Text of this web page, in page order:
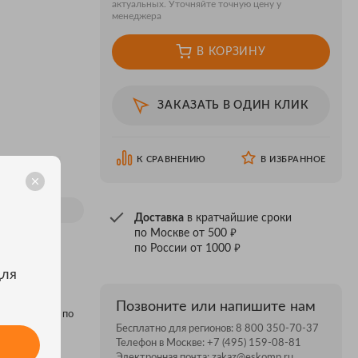
магазине, по
актуальных. Уточняйте точную цену у
менеджера
В КОРЗИНУ
ЗАКАЗАТЬ В ОДИН КЛИК
К СРАВНЕНИЮ В ИЗБРАННОЕ
Доставкав кратчайшие сроки
по Москве от 500 ₽
по России от 1000 ₽
Позвоните или напишите нам
Бесплатно для регионов: 8 800 350-70-37
Телефон в Москве: +7 (495) 159-08-81